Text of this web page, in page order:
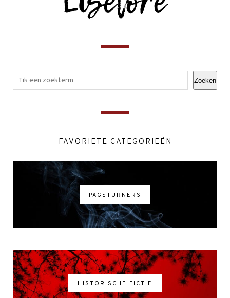
Zoeken
FAVORIETE CATEGORIEËN
PAGETURNERS
HISTORISCHE FICTIE